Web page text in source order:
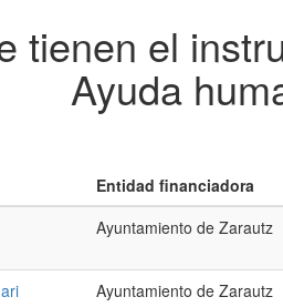
tienen el
Ayuda
Entidad financiadora
Ayuntamiento de Zarautz
Ayuntamiento de Zarautz